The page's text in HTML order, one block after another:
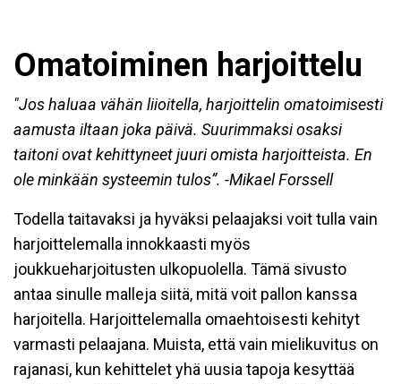
Omatoiminen harjoittelu
"Jos haluaa vähän liioitella, harjoittelin omatoimisesti
aamusta iltaan joka päivä. Suurimmaksi osaksi
taitoni ovat kehittyneet juuri omista harjoitteista. En
ole minkään systeemin tulos”. -Mikael Forssell
Todella taitavaksi ja hyväksi pelaajaksi voit tulla vain
harjoittelemalla innokkaasti myös
joukkueharjoitusten ulkopuolella. Tämä sivusto
antaa sinulle malleja siitä, mitä voit pallon kanssa
harjoitella. Harjoittelemalla omaehtoisesti kehityt
varmasti pelaajana. Muista, että vain mielikuvitus on
rajanasi, kun kehittelet yhä uusia tapoja kesyttää